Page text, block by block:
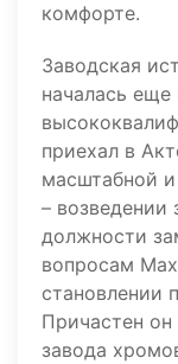
комфорте.
Заводская
началась еще
приехал в
масштабной
– возведении
должности
вопросам
становлении
Причастен
завода